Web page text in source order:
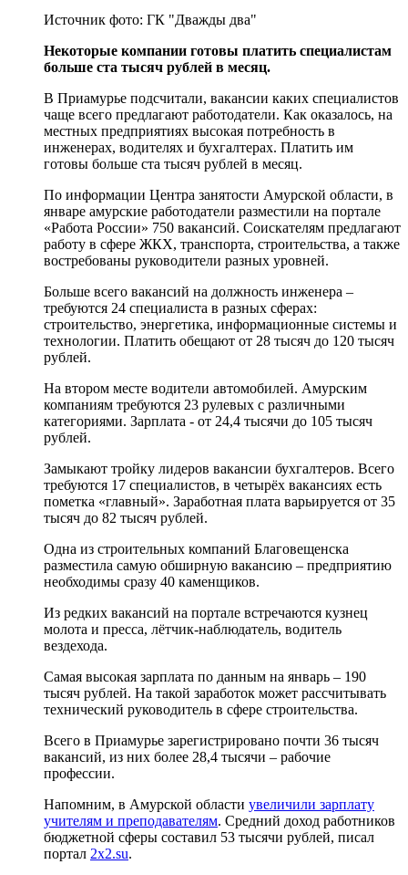
Источник фото: ГК "Дважды два"
Некоторые компании готовы платить специалистам
больше ста тысяч рублей в месяц.
В Приамурье подсчитали, вакансии каких специалистов
чаще всего предлагают работодатели. Как оказалось, на
местных предприятиях высокая потребность в
инженерах, водителях и бухгалтерах. Платить им
готовы больше ста тысяч рублей в месяц.
По информации Центра занятости Амурской области, в
январе амурские работодатели разместили на портале
«Работа России» 750 вакансий. Соискателям предлагают
работу в сфере ЖКХ, транспорта, строительства, а также
востребованы руководители разных уровней.
Больше всего вакансий на должность инженера –
требуются 24 специалиста в разных сферах:
строительство, энергетика, информационные системы и
технологии. Платить обещают от 28 тысяч до 120 тысяч
рублей.
На втором месте водители автомобилей. Амурским
компаниям требуются 23 рулевых с различными
категориями. Зарплата - от 24,4 тысячи до 105 тысяч
рублей.
Замыкают тройку лидеров вакансии бухгалтеров. Всего
требуются 17 специалистов, в четырёх вакансиях есть
пометка «главный». Заработная плата варьируется от 35
тысяч до 82 тысяч рублей.
Одна из строительных компаний Благовещенска
разместила самую обширную вакансию – предприятию
необходимы сразу 40 каменщиков.
Из редких вакансий на портале встречаются кузнец
молота и пресса, лётчик-наблюдатель, водитель
вездехода.
Самая высокая зарплата по данным на январь – 190
тысяч рублей. На такой заработок может рассчитывать
технический руководитель в сфере строительства.
Всего в Приамурье зарегистрировано почти 36 тысяч
вакансий, из них более 28,4 тысячи – рабочие
профессии.
Напомним, в Амурской области увеличили зарплату
учителям и преподавателям. Средний доход работников
бюджетной сферы составил 53 тысячи рублей, писал
портал 2x2.su.